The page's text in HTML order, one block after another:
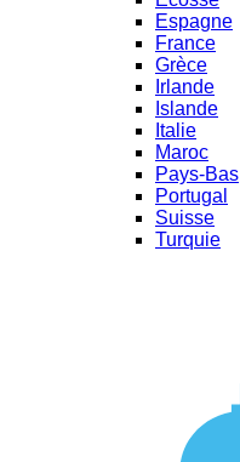
Espagne
France
Grèce
Irlande
Islande
Italie
Maroc
Pays-Bas
Portugal
Suisse
Turquie